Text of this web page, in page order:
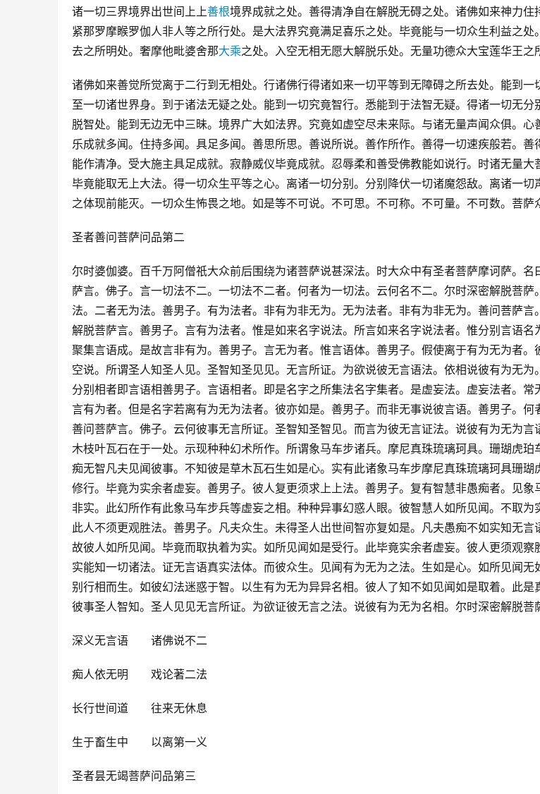
诸一切三界境界出世间上上善根境界成就之处。善得清净自在解脱无碍之处。诸佛如来神力
紧那罗摩睺罗伽人非人等之所行处。是大法界究竟满足喜乐之处。毕竟能与一切众生利益之
去之所明处。奢摩他毗婆舍那大乘之处。入空无相无愿大解脱乐处。无量功德众大宝莲华王之
诸佛如来善觉所觉离于二行到无相处。行诸佛行得诸如来一切平等到无障碍之所去处。能到
至一切诸世界身。到于诸法无疑之处。能到一切究竟智行。悉能到于法智无疑。得诸一切无
脱智处。能到无边无中三昧。境界广大如法界。究竟如虚空尽未来际。与诸无量声闻众俱。
乐成就多闻。住持多闻。具足多闻。善思所思。善说所说。善作所作。善得一切速疾般若。
能作清净。受大施主具足成就。寂静威仪毕竟成就。忍辱柔和善受佛教能如说行。时诸无量
毕竟能取无上大法。得一切众生平等之心。离诸一切分别。分别降伏一切诸魔怨敌。离诸一
之体现前能灭。一切众生怖畏之地。如是等不可说。不可思。不可称。不可量。不可数。菩萨
圣者善问菩萨问品第二
尔时婆伽婆。百千万阿僧祇大众前后围绕为诸菩萨说甚深法。时大众中有圣者菩萨摩诃萨。
萨言。佛子。言一切法不二。一切法不二者。何者为一切法。云何名不二。尔时深密解脱菩
法。二者无为法。善男子。有为法者。非有为非无为。无为法者。非有为非无为。善问菩萨
解脱菩萨言。善男子。言有为法者。惟是如来名字说法。所言如来名字说法者。惟分别言语
聚集言语成。是故言非有为。善男子。言无为者。惟言语体。善男子。假使离于有为无为者
空说。所谓圣人知圣人见。圣智知圣见见。无言所证。为欲说彼无言语法。依相说彼有为无
分别相者即言语相善男子。言语相者。即是名字之所集法名字集者。是虚妄法。虚妄法者。
言有为者。但是名字若离有为无为法者。彼亦如是。善男子。而非无事说彼言语。善男子。
善问菩萨言。佛子。云何彼事无言所证。圣智知圣智见。而言为彼无言证法。说彼有为无为
木枝叶瓦石在于一处。示现种种幻术所作。所谓象马车步诸兵。摩尼真珠琉璃珂具。珊瑚虎
痴无智凡夫见闻彼事。不知彼是草木瓦石生如是心。实有此诸象马车步摩尼真珠琉璃珂具珊
修行。毕竟为实余者虚妄。善男子。彼人复更须求上上法。善男子。复有智慧非愚痴者。见
非实。此幻所作有此象马车步兵等虚妄之相。种种异事幻惑人眼。彼智慧人如所见闻。不取
此人不须更观胜法。善男子。凡夫众生。未得圣人出世间智亦复如是。凡夫愚痴不如实知无
故彼人如所见闻。毕竟而取执着为实。如所见闻如是受行。此毕竟实余者虚妄。彼人更须观
实能知一切诸法。证无言语真实法体。而彼众生。见闻有为无为之法。生如是心。如所见闻
别行相而生。如彼幻法迷惑于智。以生有为无为异异名相。彼人了知不如见闻如是取着。此
彼事圣人智知。圣人见见无言所证。为欲证彼无言之法。说彼有为无为名相。尔时深密解脱菩
深义无言语　　诸佛说不二
痴人依无明　　戏论著二法
长行世间道　　往来无休息
生于畜生中　　以离第一义
圣者昙无竭菩萨问品第三